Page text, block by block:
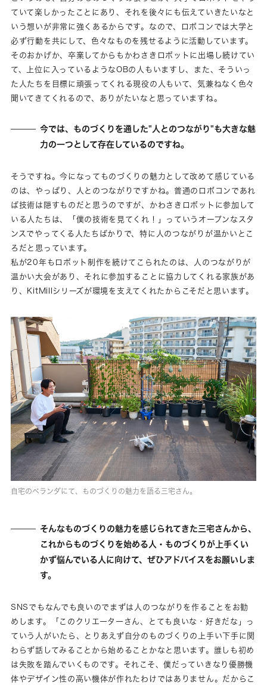
ていて楽しかったことにあり、それを後々にも伝えていきたいなと
いう想いが非常に強くあるからです。なので、ロボコンでは大学と
必ず行動を共にして、色々なものを残せるように活動しています。
そのおかげか、卒業してからもかわさきロボットに出場し続けてい
て、上位に入っているようなOBの人もいますし、また、そういっ
た人たちを目標に頑張ってくれる現役の人もいて、気兼ねなく色々
聞いてきてくれるので、ありがたいなと思っていますね。
今では、ものづくりを通した"人とのつながり"も大きな魅
力の一つとして存在しているのですね。
そうですね。今になってものづくりの魅力として改めて感じている
のは、やっぱり、人とのつながりですかね。普通のロボコンであれ
ば技術は隠すものだと思うのですが、かわさきロボットに参加して
いる人たちは、「僕の技術を見てくれ！」っていうオープンなスタ
ンスでやってくる人たちばかりで、特に人のつながりが温かいとこ
ろだと思っています。
私が20年もロボット制作を続けてこられたのは、人のつながりが
温かい大会があり、それに参加することに協力してくれる家族があ
り、KitMillシリーズが環境を支えてくれたからこそだと思います。
自宅のベランダにて、ものづくりの魅力を語る三宅さん。
そんなものづくりの魅力を感じられてきた三宅さんから、
これからものづくりを始める人・ものづくりが上手くい
かず悩んでいる人に向けて、ぜひアドバイスをお願いしま
す。
SNSでもなんでも良いのでまずは人のつながりを作ることをお勧
めします。「このクリエーターさん、とても良いな・好きだな」っ
ていう人がいたら、とりあえず自分のものづくりの上手い下手に関
わらず話してみることから始めることかなと思います。誰しも初め
は失敗を踏んでいくものです。それこそ、僕だっていきなり優勝機
体やデザイン性の高い機体が作れたわけではありません。だからこ